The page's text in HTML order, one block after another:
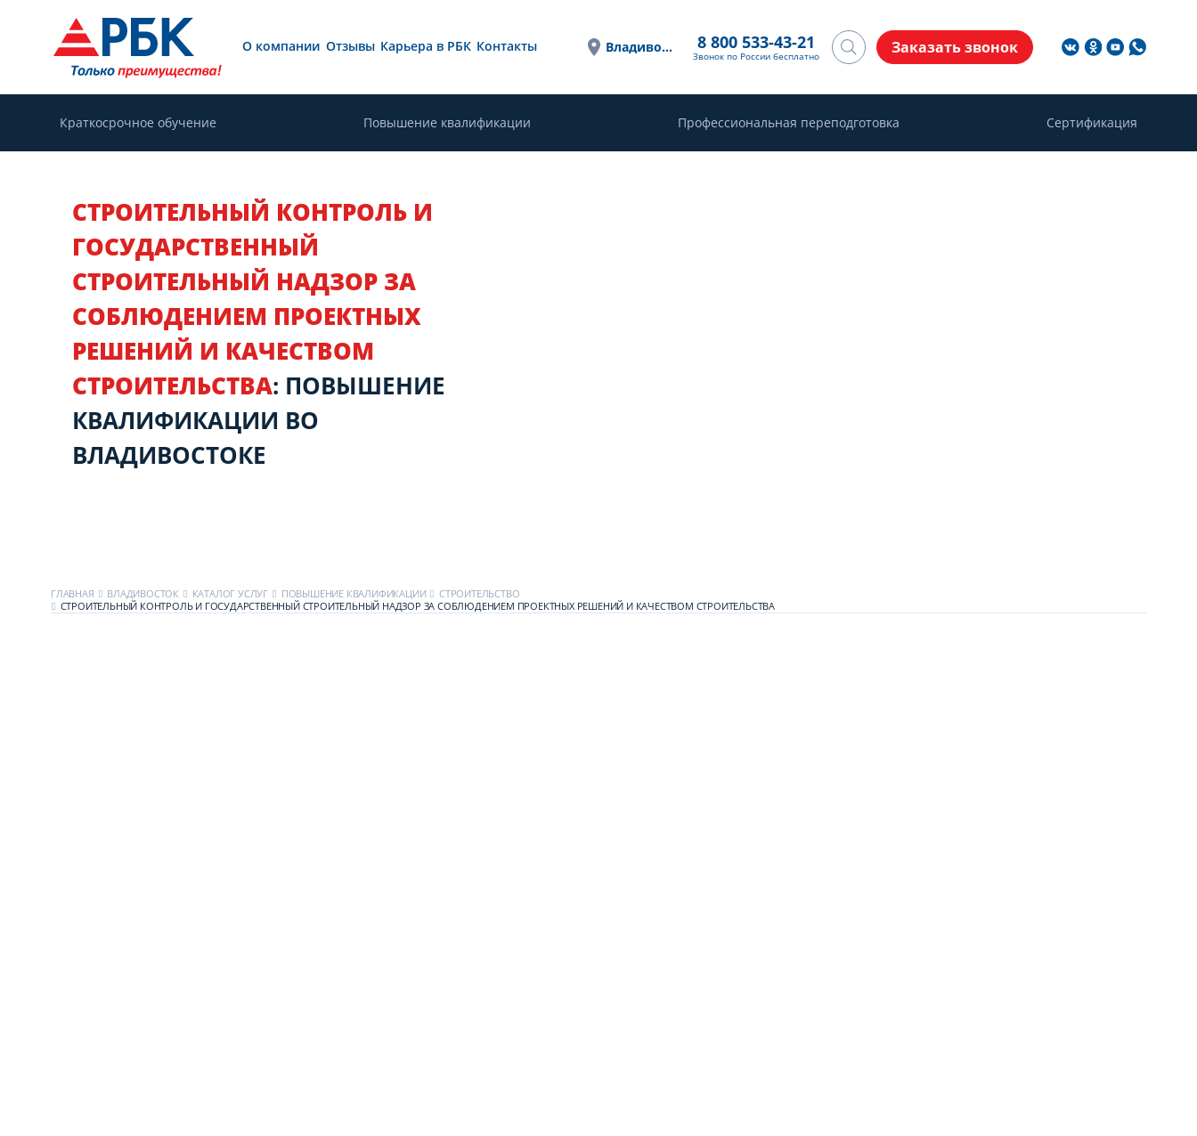
СТРОИТЕЛЬНЫЙ КОНТРОЛЬ И
ГОСУДАРСТВЕННЫЙ
СТРОИТЕЛЬНЫЙ НАДЗОР ЗА
СОБЛЮДЕНИЕМ ПРОЕКТНЫХ
РЕШЕНИЙ И КАЧЕСТВОМ
СТРОИТЕЛЬСТВА: ПОВЫШЕНИЕ
КВАЛИФИКАЦИИ ВО
ВЛАДИВОСТОКЕ
ГЛАВНАЯ ВЛАДИВОСТОК КАТАЛОГ УСЛУГ ПОВЫШЕНИЕ КВАЛИФИКАЦИИ
СТРОИТЕЛЬСТВО
СТРОИТЕЛЬНЫЙ КОНТРОЛЬ И ГОСУДАРСТВЕННЫЙ СТРОИТЕЛЬНЫЙ НАДЗОР ЗА СОБЛЮДЕНИЕМ ПРОЕКТНЫХ РЕШЕНИЙ И КАЧЕСТВОМ СТРОИТЕЛЬСТВА
О компании Отзывы Карьера в РБК Контакты Владивосток 8 800 533-43-21
Звонок по России бесплатно Заказать звонок
Краткосрочное обучение Повышение квалификации Профессиональная переподготовка Сертификация